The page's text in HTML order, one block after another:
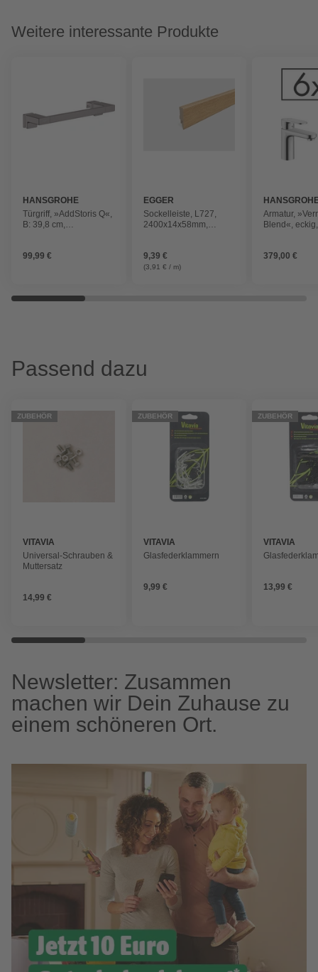
Weitere interessante Produkte
HANSGROHE
Türgriff, »AddStoris Q«,
B: 39,8 cm,
99,99 €
EGGER
Sockelleiste, L727,
2400x14x58mm,
9,39 €
(3,91 € / m)
Armatur,
Blend«,
379,00 €
Passend dazu
ZUBEHÖR
VITAVIA
Universal-Schrauben &
Muttersatz
14,99 €
ZUBEHÖR
VITAVIA
Glasfederklammern
9,99 €
ZUBEHÖR
VITAVIA
13,99 €
Newsletter: Zusammen
machen wir Dein Zuhause zu
einem schöneren Ort.